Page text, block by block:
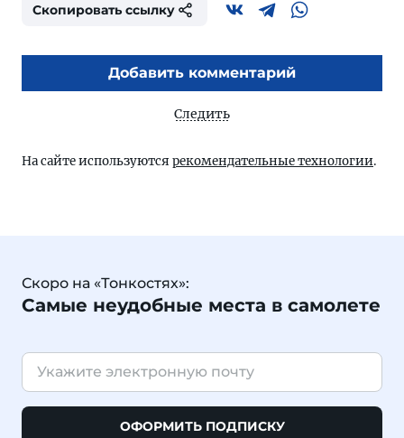
Скопировать ссылку
Добавить комментарий
Следить
На сайте используются рекомендательные технологии.
Скоро на «Тонкостях»:
Самые неудобные места в самолете
ОФОРМИТЬ ПОДПИСКУ